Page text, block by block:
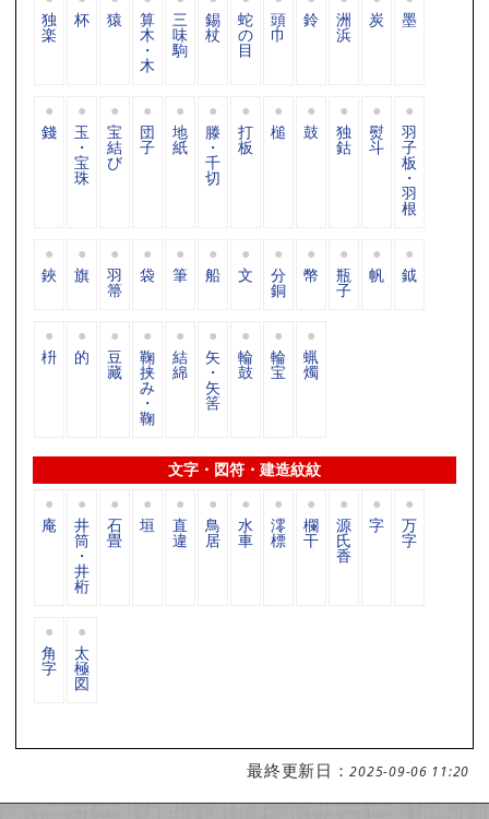
独
楽
杯 猿 算
木
・
木
三
味
駒
錫
杖
蛇
の
目
頭
巾
鈴 洲
浜
炭 墨
錢 玉
・
宝
珠
宝
結
び
団
子
地
紙
滕
・
千
切
打
板
槌 鼓 独
鈷
熨
斗
羽
子
板
・
羽
根
鋏 旗 羽
箒
袋 筆 船 文 分
銅
幣 瓶
子
帆 鉞
枡 的 豆
藏
鞠
挟
み
・
鞠
結
綿
矢
・
矢
筈
輪
鼓
輪
宝
蝋
燭
文字・図符・建造紋紋
庵 井
筒
・
井
桁
石
畳
垣 直
違
鳥
居
水
車
澪
標
欄
干
源
氏
香
字 万
字
角
字
太
極
図
最終更新日：2025-09-06 11:20